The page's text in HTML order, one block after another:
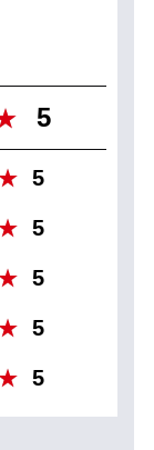
5
5
5
5
5
5